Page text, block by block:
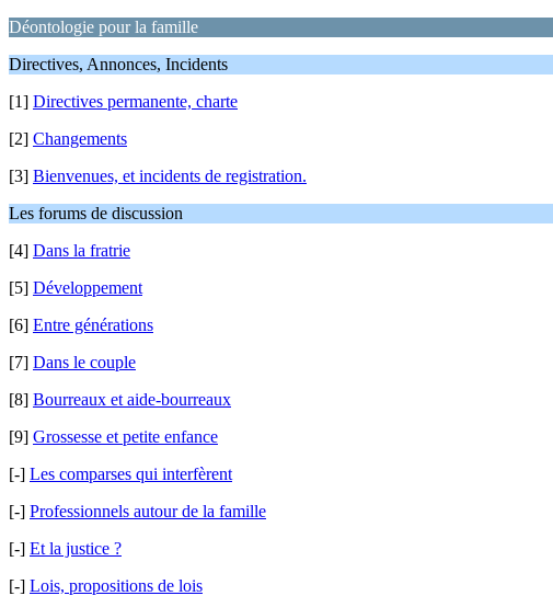
Déontologie pour la famille
Directives, Annonces, Incidents
[1] Directives permanente, charte
[2] Changements
[3] Bienvenues, et incidents de registration.
Les forums de discussion
[4] Dans la fratrie
[5] Développement
[6] Entre générations
[7] Dans le couple
[8] Bourreaux et aide-bourreaux
[9] Grossesse et petite enfance
[-] Les comparses qui interfèrent
[-] Professionnels autour de la famille
[-] Et la justice ?
[-] Lois, propositions de lois